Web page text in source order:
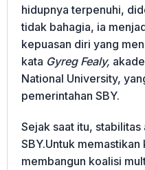
hidupnya terpenuhi,
tidak bahagia, ia
kepuasan diri yang
kata Gyreg Fealy,
National University,
pemerintahan SBY.
Sejak saat itu,
SBY.Untuk
membangun koalisi